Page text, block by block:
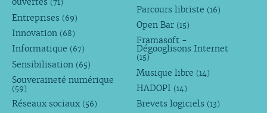
(71)
Entreprises (69)
Innovation (68)
Informatique (67)
Sensibilisation (65)
Souveraineté numérique
(59)
Réseaux sociaux (56)
Parcours libriste (16)
Open Bar (15)
Framasoft -
Dégooglisons Internet
(15)
Musique libre (14)
HADOPI (14)
Brevets logiciels (13)